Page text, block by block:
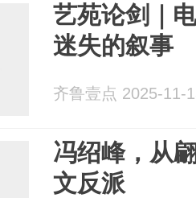
艺苑论剑｜
迷失的叙事
齐鲁壹点 2025-11-
冯绍峰，从
文反派